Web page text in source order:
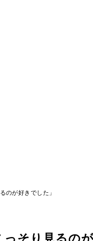
のが好きでした」
そり見るの